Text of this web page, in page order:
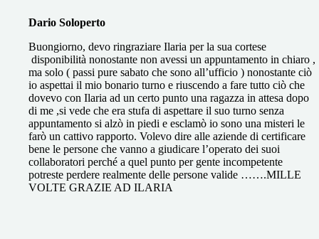
Dario Soloperto
Buongiorno, devo ringraziare Ilaria per la sua cortese
disponibilità nonostante non avessi un appuntamento in chiaro ,
ma solo ( passi pure sabato che sono all’ufficio ) nonostante ciò
io aspettai il mio bonario turno e riuscendo a fare tutto ciò che
dovevo con Ilaria ad un certo punto una ragazza in attesa dopo
di me ,si vede che era stufa di aspettare il suo turno senza
appuntamento si alzò in piedi e esclamò io sono una misteri le
farò un cattivo rapporto. Volevo dire alle aziende di certificare
bene le persone che vanno a giudicare l’operato dei suoi
collaboratori perché a quel punto per gente incompetente
potreste perdere realmente delle persone valide …….MILLE
VOLTE GRAZIE AD ILARIA